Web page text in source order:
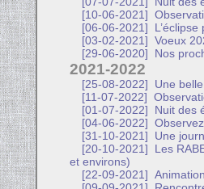
[10-06-2021]
[06-06-2021]
[03-02-2021]
Voeux
[29-06-2020]
Nos
2021-2022
[25-08-2022]
Une
[11-07-2022]
[01-07-2022]
Nuit des
[04-06-2022]
[31-10-2021]
Une
[20-10-2021]
Les
et environs)
[22-09-2021]